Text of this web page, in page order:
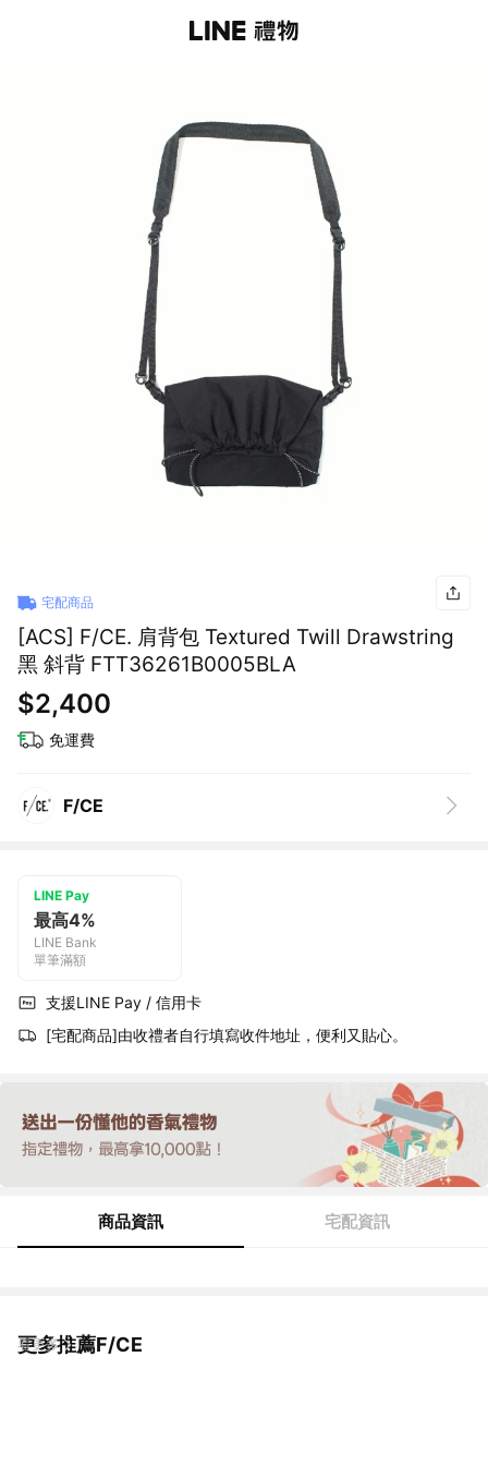
宅配商品
[ACS] F/CE. 肩背包 Textured Twill Drawstring
黑 斜背 FTT36261B0005BLA
$2,400
免運費
F/CE
LINE Pay
最高4%
LINE Bank
單筆滿額
支援LINE Pay / 信用卡
[宅配商品]由收禮者自行填寫收件地址，便利又貼心。
商品資訊 宅配資訊
更多推薦F/CE
看更多